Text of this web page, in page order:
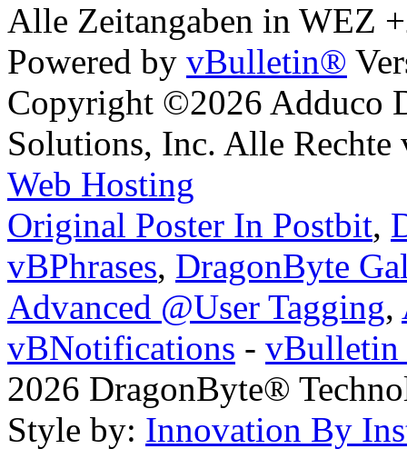
Alle Zeitangaben in WEZ
Powered by vBulletin®
Copyright ©2026 Adduco
Solutions, Inc. Alle Rechte
Web Hosting
Original Poster In Postbit,
vBPhrases, DragonByte
Advanced @User Tagging,
vBNotifications - vBulletin
2026 DragonByte®
Style by: Innovation By